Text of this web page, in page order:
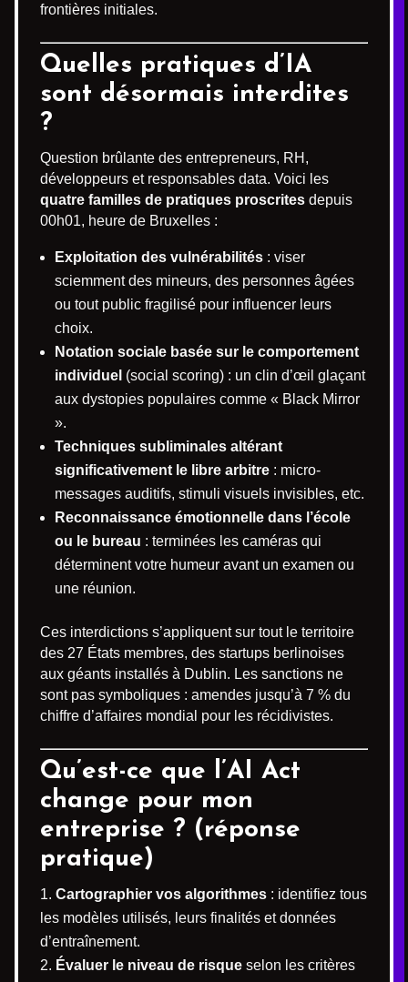
frontières initiales.
Quelles pratiques d’IA
sont désormais interdites
?
Question brûlante des entrepreneurs, RH,
développeurs et responsables data. Voici les
quatre familles de pratiques proscrites depuis
00h01, heure de Bruxelles :
Exploitation des vulnérabilités : viser
sciemment des mineurs, des personnes âgées
ou tout public fragilisé pour influencer leurs
choix.
Notation sociale basée sur le comportement
individuel (social scoring) : un clin d’œil glaçant
aux dystopies populaires comme « Black Mirror
».
Techniques subliminales altérant
significativement le libre arbitre : micro-
messages auditifs, stimuli visuels invisibles, etc.
Reconnaissance émotionnelle dans l’école
ou le bureau : terminées les caméras qui
déterminent votre humeur avant un examen ou
une réunion.
Ces interdictions s’appliquent sur tout le territoire
des 27 États membres, des startups berlinoises
aux géants installés à Dublin. Les sanctions ne
sont pas symboliques : amendes jusqu’à 7 % du
chiffre d’affaires mondial pour les récidivistes.
Qu’est-ce que l’AI Act
change pour mon
entreprise ? (réponse
pratique)
Cartographier vos algorithmes : identifiez tous
les modèles utilisés, leurs finalités et données
d’entraînement.
Évaluer le niveau de risque selon les critères